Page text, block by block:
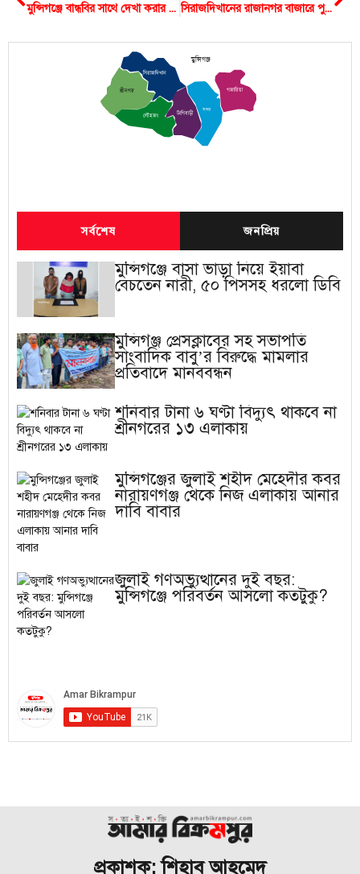
মুন্সিগঞ্জে বান্ধবির সাথে দেখা করার কথা বলে বেরিয়ে নিখোঁজ নবম শ্রেণির ছাত্রী
সিরাজদিখানের রাজানগর বাজারে পুলিশের হানা, চোলাই মদসহ ধরা খেলেন গাফফার
শ্রীনগর
সিরাজদিখান
টংগিবাড়ী
সদর
গজারিয়া
লৌহজং
মুন্সিগঞ্জ
সর্বশেষ জনপ্রিয়
মুন্সিগঞ্জে বাসা ভাড়া নিয়ে ইয়াবা
বেচতেন নারী, ৫০ পিসসহ ধরলো ডিবি
মুন্সিগঞ্জ প্রেসক্লাবের সহ সভাপতি
সাংবাদিক বাবু’র বিরুদ্ধে মামলার
প্রতিবাদে মানববন্ধন
শনিবার টানা ৬ ঘণ্টা বিদ্যুৎ থাকবে না
শ্রীনগরের ১৩ এলাকায়
মুন্সিগঞ্জের জুলাই শহীদ মেহেদীর কবর
নারায়ণগঞ্জ থেকে নিজ এলাকায় আনার
দাবি বাবার
জুলাই গণঅভ্যুত্থানের দুই বছর:
মুন্সিগঞ্জে পরিবর্তন আসলো কতটুকু?
প্রকাশক: শিহাব আহমেদ